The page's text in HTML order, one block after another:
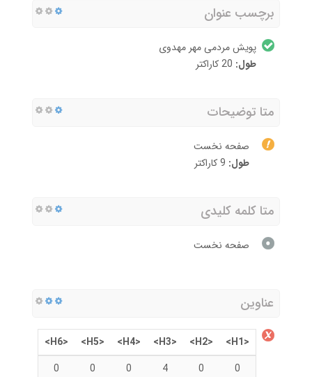
برچسب عنوان
پویش مردمی مهر مهدوی
طول:
متا توضیحات
صفحه نخست
طول:
متا کلمه کلیدی
صفحه نخست
عناوین
<H1>
<H2>
<H3>
<H4>
<H5>
<H6>
0
0
4
0
0
0